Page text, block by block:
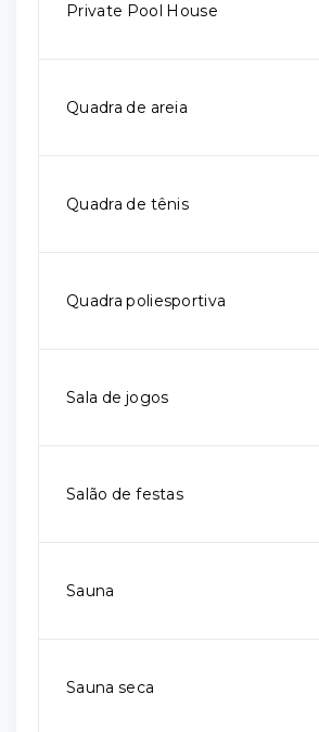
Private Pool House
Quadra de areia
Quadra de tênis
Quadra poliesportiva
Sala de jogos
Salão de festas
Sauna
Sauna seca